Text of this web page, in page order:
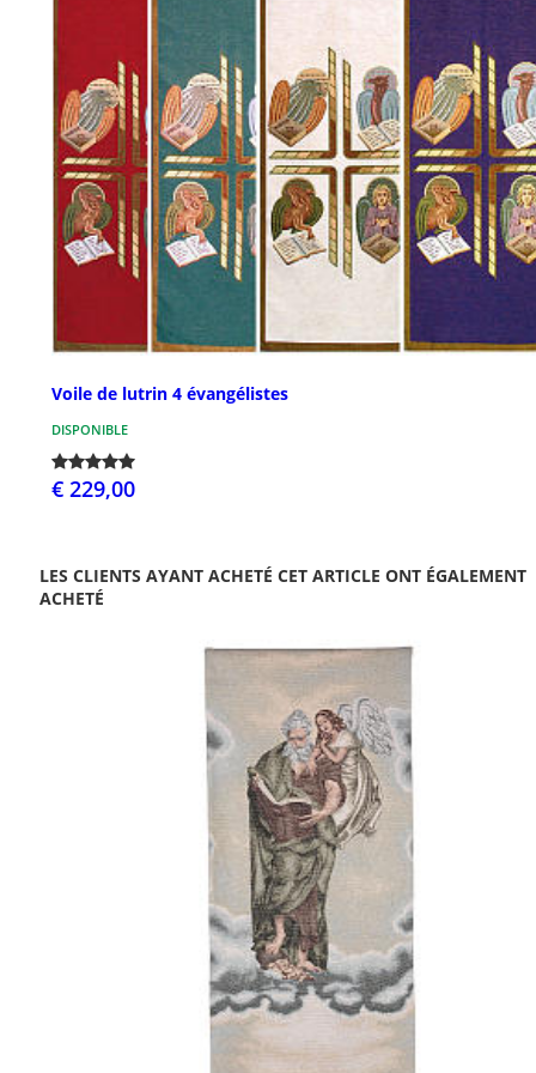
Voile de lutrin 4 évangélistes
DISPONIBLE
€ 229,00
LES CLIENTS AYANT ACHETÉ CET ARTICLE ONT ÉGALEMENT
ACHETÉ